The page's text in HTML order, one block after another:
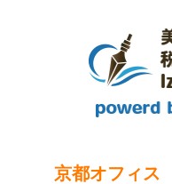
京都オフィス